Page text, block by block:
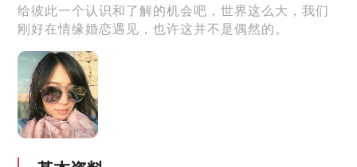
给彼此一个认识和了解的机会吧，世界这么大，我们
刚好在情缘婚恋遇见，也许这并不是偶然的。